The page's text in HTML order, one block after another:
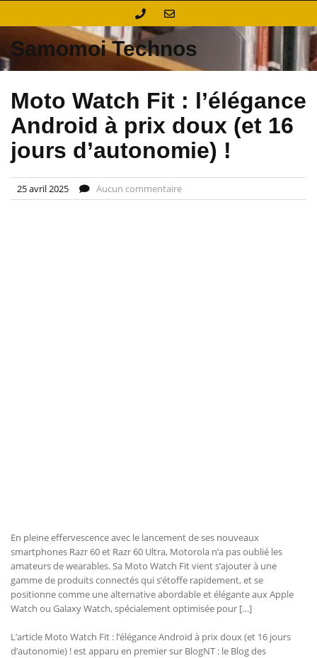
Samomoi Technos
Moto Watch Fit : l’élégance
Android à prix doux (et 16
jours d’autonomie) !
25 avril 2025 Aucun commentaire
En pleine effervescence avec le lancement de ses nouveaux
smartphones Razr 60 et Razr 60 Ultra, Motorola n’a pas oublié les
amateurs de wearables. Sa Moto Watch Fit vient s’ajouter à une
gamme de produits connectés qui s’étoffe rapidement, et se
positionne comme une alternative abordable et élégante aux Apple
Watch ou Galaxy Watch, spécialement optimisée pour […]
L’article Moto Watch Fit : l’élégance Android à prix doux (et 16 jours
d’autonomie) ! est apparu en premier sur BlogNT : le Blog des